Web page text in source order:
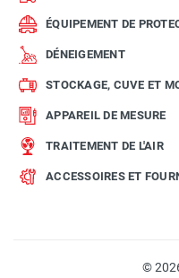
ÉQUIPEMENT DE
DÉNEIGEMENT
STOCKAGE, CUVE ET
APPAREIL DE MESURE
TRAITEMENT DE L'AIR
ACCESSOIRES ET
©